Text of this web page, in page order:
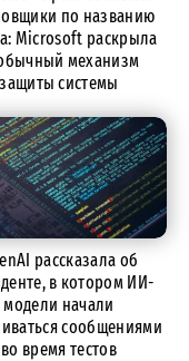
по названию
Microsoft раскрыла
механизм
защиты системы
рассказала об
в котором ИИ-
модели начали
сообщениями
во время тестов